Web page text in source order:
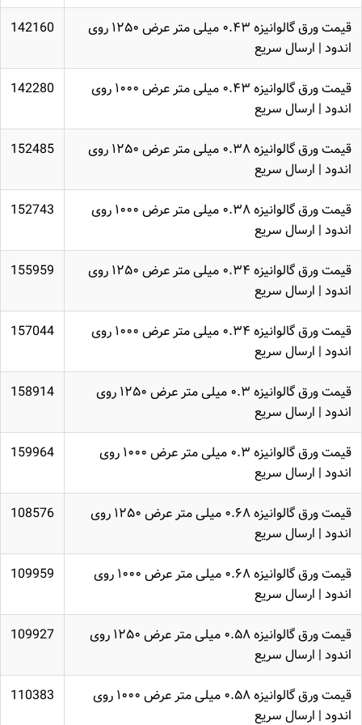
قیمت ورق گالوانیزه ۰.۴۳ میلی متر عرض ۱۲۵۰ روی
اندود | ارسال سریع
142160
قیمت ورق گالوانیزه ۰.۴۳ میلی متر عرض ۱۰۰۰ روی
اندود | ارسال سریع
142280
قیمت ورق گالوانیزه ۰.۳۸ میلی متر عرض ۱۲۵۰ روی
اندود | ارسال سریع
152485
قیمت ورق گالوانیزه ۰.۳۸ میلی متر عرض ۱۰۰۰ روی
اندود | ارسال سریع
152743
قیمت ورق گالوانیزه ۰.۳۴ میلی متر عرض ۱۲۵۰ روی
اندود | ارسال سریع
155959
قیمت ورق گالوانیزه ۰.۳۴ میلی متر عرض ۱۰۰۰ روی
اندود | ارسال سریع
157044
قیمت ورق گالوانیزه ۰.۳ میلی متر عرض ۱۲۵۰ روی
اندود | ارسال سریع
158914
قیمت ورق گالوانیزه ۰.۳ میلی متر عرض ۱۰۰۰ روی
اندود | ارسال سریع
159964
قیمت ورق گالوانیزه ۰.۶۸ میلی متر عرض ۱۲۵۰ روی
اندود | ارسال سریع
108576
قیمت ورق گالوانیزه ۰.۶۸ میلی متر عرض ۱۰۰۰ روی
اندود | ارسال سریع
109959
قیمت ورق گالوانیزه ۰.۵۸ میلی متر عرض ۱۲۵۰ روی
اندود | ارسال سریع
109927
قیمت ورق گالوانیزه ۰.۵۸ میلی متر عرض ۱۰۰۰ روی
اندود | ارسال سریع
110383